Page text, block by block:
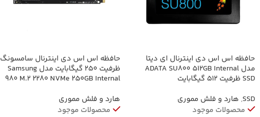
حافظه اس اس دی اینترنال ای دیتا
مدل ADATA SU800 512GB Internal
SSD ظرفیت 512 گیگابایت
SSD
, هارد و فلش مموری
محصولات موجود
حافظه اس اس دی اینترنال سامسونگ
ظرفیت 250 گیگابایت مدل Samsung
980 M.2 2280 NVMe 250GB Internal
هارد و فلش مموری
محصولات موجود